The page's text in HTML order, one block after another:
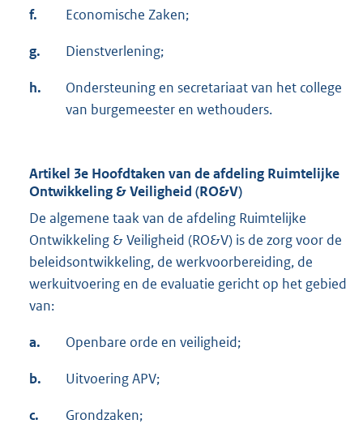
f. Economische Zaken;
g. Dienstverlening;
h.
Ondersteuning en secretariaat van het college
van burgemeester en wethouders.
Artikel 3e Hoofdtaken van de afdeling Ruimtelijke
Ontwikkeling & Veiligheid (RO&V)
De algemene taak van de afdeling Ruimtelijke
Ontwikkeling & Veiligheid (RO&V) is de zorg voor de
beleidsontwikkeling, de werkvoorbereiding, de
werkuitvoering en de evaluatie gericht op het gebied
van:
a. Openbare orde en veiligheid;
b. Uitvoering APV;
c. Grondzaken;